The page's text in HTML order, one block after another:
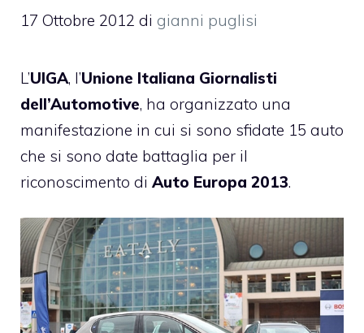
17 Ottobre 2012 di gianni puglisi
L’UIGA, l’Unione Italiana Giornalisti
dell’Automotive, ha organizzato una
manifestazione in cui si sono sfidate 15 auto
che si sono date battaglia per il
riconoscimento di Auto Europa 2013.